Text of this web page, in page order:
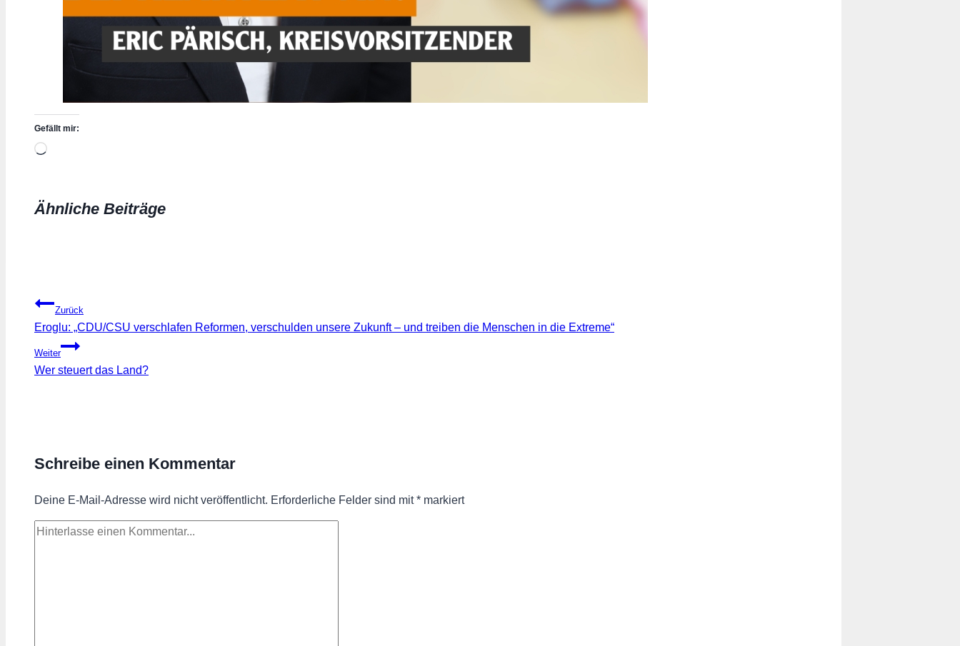
Gefällt mir:
Wird
Ähnliche Beiträge
Beitragsnavigation
Zurück
Eroglu: „CDU/CSU verschlafen Reformen, verschulden unsere Zukunft – und treiben die Menschen in die Extreme“
Weiter
Wer steuert das Land?
Schreibe einen Kommentar
Deine E-Mail-Adresse wird nicht veröffentlicht. Erforderliche Felder sind mit* markiert